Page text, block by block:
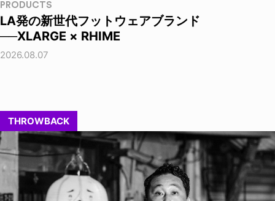
PRODUCTS
LA発の新世代フットウェアブランド
──XLARGE × RHIME
2026.08.07
THROWBACK